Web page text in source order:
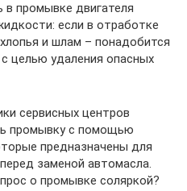
промывке двигателя
если в отработке
и шлам – понадобится
целью удаления опасных
сервисных центров
промывку с помощью
предназначены для
заменой автомасла.
о промывке соляркой?